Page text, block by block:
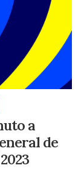
a
de